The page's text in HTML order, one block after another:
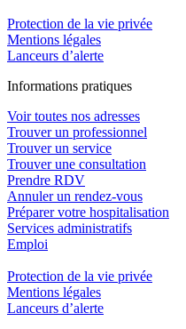
Protection de la vie privée
Mentions légales
Lanceurs d’alerte
Informations pratiques
Voir toutes nos adresses
Trouver un professionnel
Trouver un service
Trouver une consultation
Prendre RDV
Annuler un rendez-vous
Préparer votre hospitalisation
Services administratifs
Emploi​
Protection de la vie privée
Mentions légales
Lanceurs d’alerte